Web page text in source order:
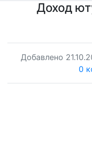
Доход
Добавлено
0